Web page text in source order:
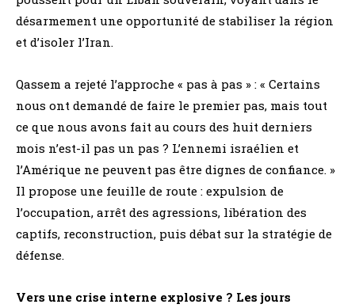
désarmement une opportunité de stabiliser la région
et d’isoler l’Iran.
Qassem a rejeté l’approche « pas à pas » : « Certains
nous ont demandé de faire le premier pas, mais tout
ce que nous avons fait au cours des huit derniers
mois n’est-il pas un pas ? L’ennemi israélien et
l’Amérique ne peuvent pas être dignes de confiance. »
Il propose une feuille de route : expulsion de
l’occupation, arrêt des agressions, libération des
captifs, reconstruction, puis débat sur la stratégie de
défense.
Vers une crise interne explosive ? Les jours